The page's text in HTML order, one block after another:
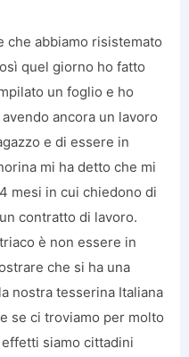
che abbiamo risistemato
quel giorno ho fatto
un foglio e ho
ancora un lavoro
e di essere in
mi ha detto che mi
mesi in cui chiedono di
contratto di lavoro.
è non essere in
che si ha una
nostra tesserina Italiana
se ci troviamo per molto
siamo cittadini